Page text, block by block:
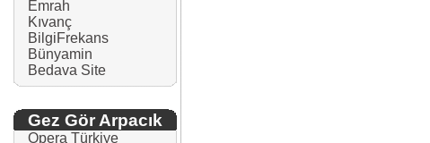
Emrah
Kıvanç
BilgiFrekans
Bünyamin
Bedava Site
Gez Gör Arpacık
Opera Türkiye